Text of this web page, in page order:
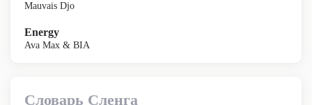
Mauvais Djo
Energy
Ava Max & BIA
Словарь Сленга